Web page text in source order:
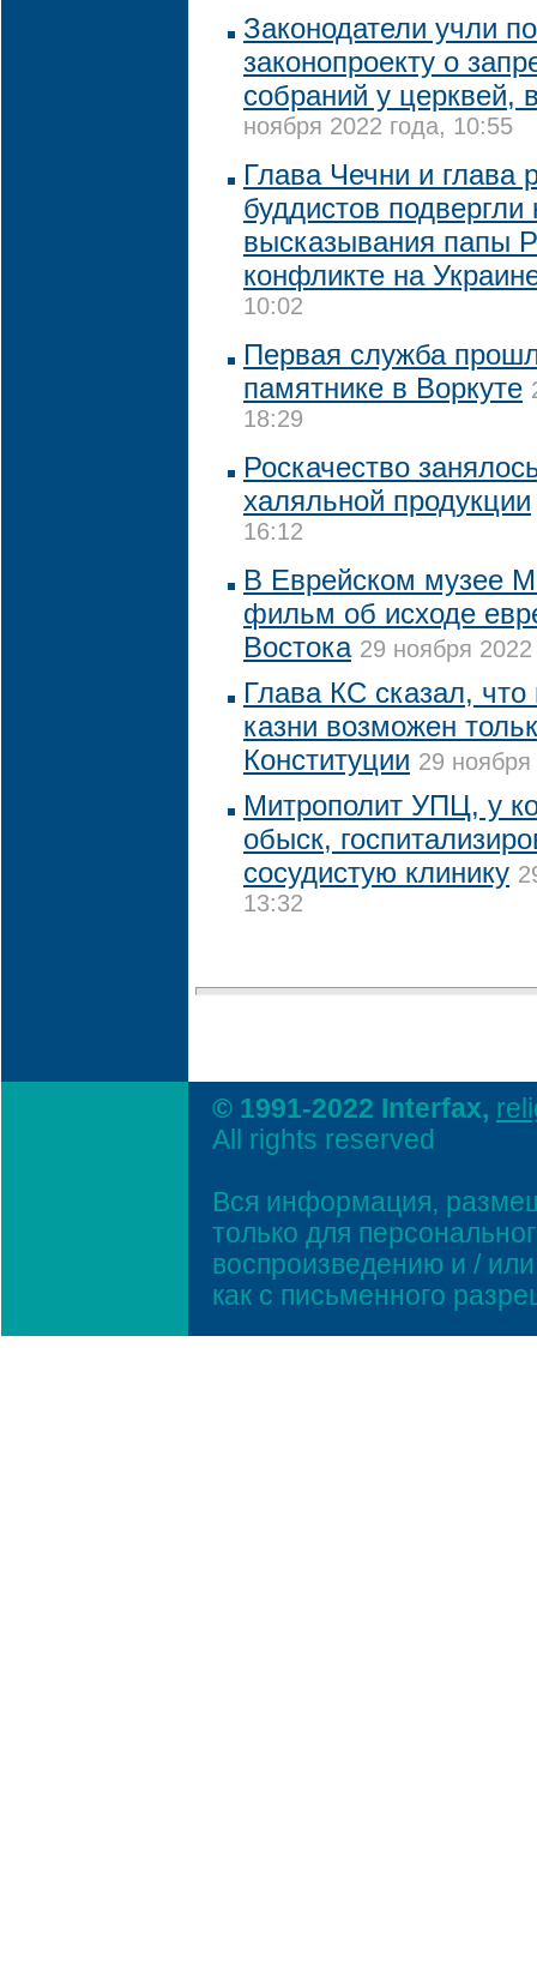
Законодатели учли
законопроекту о
собраний у церквей,
ноября 2022 года, 10:55
Глава Чечни и глава
буддистов подвергли
высказывания папы
конфликте на
10:02
Первая служба
памятнике в Воркуте
18:29
Роскачество
халяльной продукции
16:12
В Еврейском музее
фильм об исходе
Востока 29 ноября
Глава КС сказал, что
казни возможен
Конституции 29
Митрополит УПЦ, у
обыск,
сосудистую клинику
13:32
© 1991-2022 Interfax,
All rights reserved
Вся информация,
только для
воспроизведению и /
как с письменного